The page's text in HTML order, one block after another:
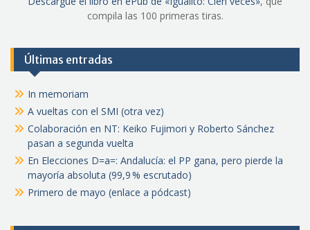
compila las 100 primeras tiras.
Últimas entradas
In memoriam
A vueltas con el SMI (otra vez)
Colaboración en NT: Keiko Fujimori y Roberto Sánchez
pasan a segunda vuelta
En Elecciones D=a=: Andalucía: el PP gana, pero pierde la
mayoría absoluta (99,9 % escrutado)
Primero de mayo (enlace a pódcast)